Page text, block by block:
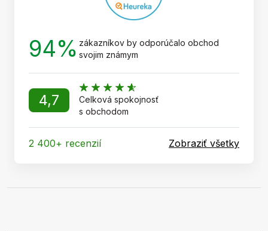
94% zákazníkov by odporúčalo obchod
svojim známym
4,7
Celková spokojnosť
s obchodom
2 400+ recenzií Zobraziť všetky